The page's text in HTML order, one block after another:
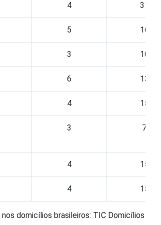
4 31
5 16
3 10
6 13
4 15
3 7
4 15
4 15
domicílios brasileiros: TIC Domicílios